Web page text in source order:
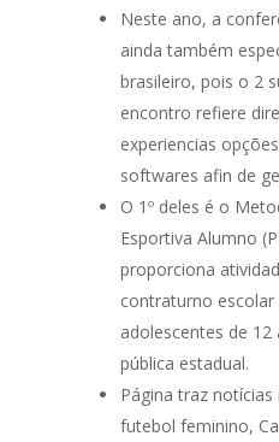
Neste ano, a
ainda também
brasileiro, pois o 2
encontro refiere
experiencias
softwares afin de
O 1º deles é o
Esportiva Alumno
proporciona
contraturno escolar
adolescentes de 12
pública estadual.
Página traz
futebol feminino,